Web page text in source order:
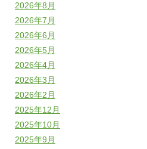
2026年8月
2026年7月
2026年6月
2026年5月
2026年4月
2026年3月
2026年2月
2025年12月
2025年10月
2025年9月